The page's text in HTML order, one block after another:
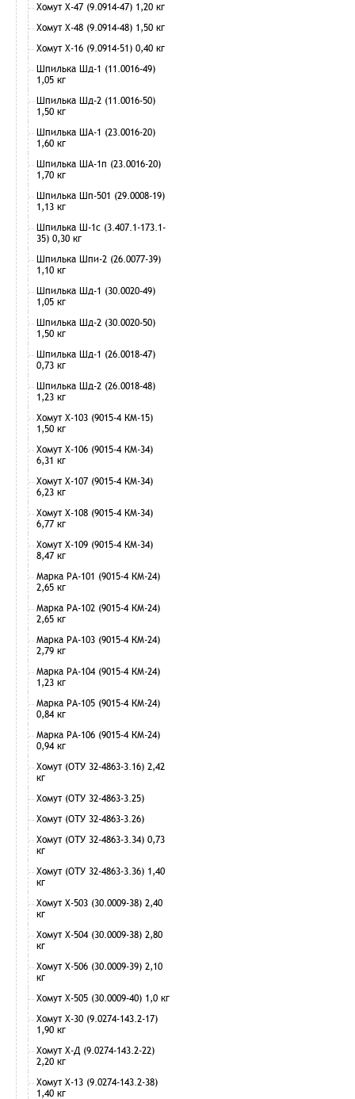
Хомут Х-47 (9.0914-47) 1,20 кг
Хомут Х-48 (9.0914-48) 1,50 кг
Хомут Х-16 (9.0914-51) 0,40 кг
Шпилька Шд-1 (11.0016-49)
1,05 кг
Шпилька Шд-2 (11.0016-50)
1,50 кг
Шпилька ША-1 (23.0016-20)
1,60 кг
Шпилька ША-1п (23.0016-20)
1,70 кг
Шпилька Шп-501 (29.0008-19)
1,13 кг
Шпилька Ш-1с (3.407.1-173.1-
35) 0,30 кг
Шпилька Шпи-2 (26.0077-39)
1,10 кг
Шпилька Шд-1 (30.0020-49)
1,05 кг
Шпилька Шд-2 (30.0020-50)
1,50 кг
Шпилька Шд-1 (26.0018-47)
0,73 кг
Шпилька Шд-2 (26.0018-48)
1,23 кг
Хомут Х-103 (9015-4 КМ-15)
1,50 кг
Хомут Х-106 (9015-4 КМ-34)
6,31 кг
Хомут Х-107 (9015-4 КМ-34)
6,23 кг
Хомут Х-108 (9015-4 КМ-34)
6,77 кг
Хомут Х-109 (9015-4 КМ-34)
8,47 кг
Марка РА-101 (9015-4 КМ-24)
2,65 кг
Марка РА-102 (9015-4 КМ-24)
2,65 кг
Марка РА-103 (9015-4 КМ-24)
2,79 кг
Марка РА-104 (9015-4 КМ-24)
1,23 кг
Марка РА-105 (9015-4 КМ-24)
0,84 кг
Марка РА-106 (9015-4 КМ-24)
0,94 кг
Хомут (ОТУ 32-4863-3.16) 2,42
кг
Хомут (ОТУ 32-4863-3.25)
Хомут (ОТУ 32-4863-3.26)
Хомут (ОТУ 32-4863-3.34) 0,73
кг
Хомут (ОТУ 32-4863-3.36) 1,40
кг
Хомут Х-503 (30.0009-38) 2,40
кг
Хомут Х-504 (30.0009-38) 2,80
кг
Хомут Х-506 (30.0009-39) 2,10
кг
Хомут Х-505 (30.0009-40) 1,0 кг
Хомут Х-30 (9.0274-143.2-17)
1,90 кг
Хомут Х-Д (9.0274-143.2-22)
2,20 кг
Хомут Х-13 (9.0274-143.2-38)
1,40 кг